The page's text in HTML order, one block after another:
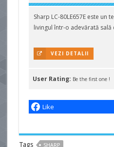
Sharp LC-80LE657E este
livingul într-o adevărată
VEZI DETALII
User Rating: Be the first one !
Like
Tags SHARP